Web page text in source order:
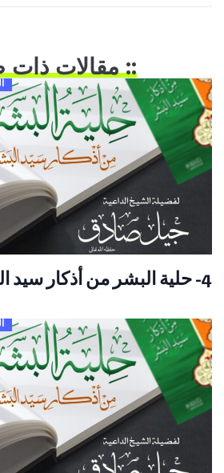
:: مقالات ذات
4- حلية البشر من أذكار سيد البشر